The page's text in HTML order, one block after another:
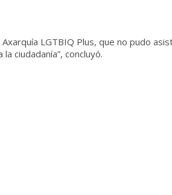
LGTBIQ Plus, que no pudo
ciudadanía”, concluyó.